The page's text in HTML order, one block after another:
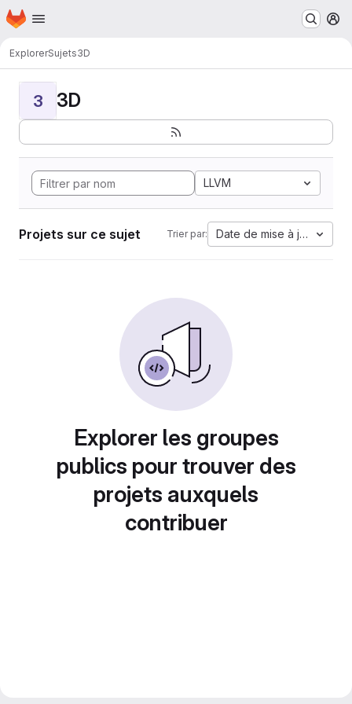
Passer au contenu principal
Page d'accueil
ExplorerSujets3D
3 3D
LLVM
Projets sur ce sujet Trier par: Date de mise à jour
Explorer les groupes
publics pour trouver des
projets auxquels
contribuer